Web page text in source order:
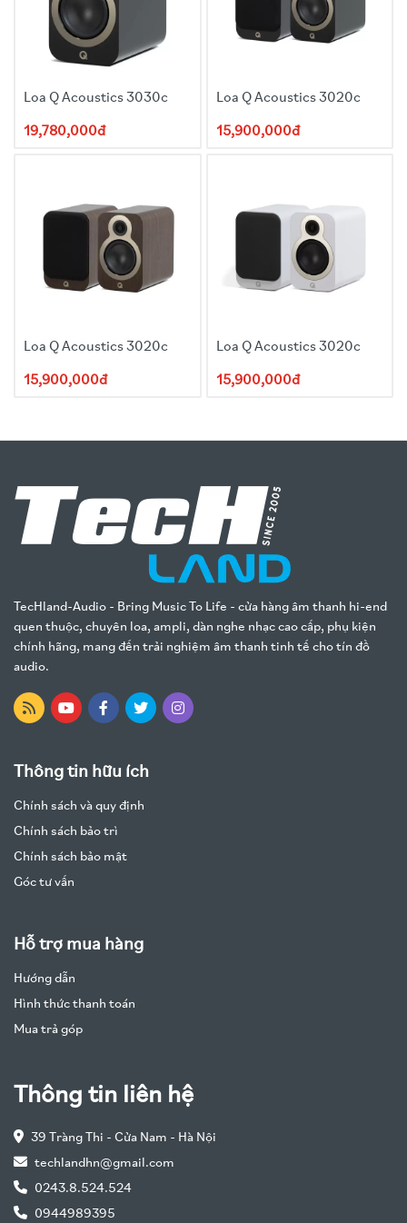
Loa Q Acoustics 3030c
19,780,000đ
Loa Q Acoustics 3020c
15,900,000đ
Loa Q Acoustics 3020c
15,900,000đ
Loa Q Acoustics 3020c
15,900,000đ
TecHland-Audio - Bring Music To Life - cửa hàng âm thanh hi-end
quen thuộc, chuyên loa, ampli, dàn nghe nhạc cao cấp, phụ kiện
chính hãng, mang đến trải nghiệm âm thanh tinh tế cho tín đồ
audio.
Thông tin hữu ích
Chính sách và quy định
Chính sách bảo trì
Chính sách bảo mật
Góc tư vấn
Hỗ trợ mua hàng
Hướng dẫn
Hình thức thanh toán
Mua trả góp
Thông tin liên hệ
39 Tràng Thi - Cửa Nam - Hà Nội
techlandhn@gmail.com
0243.8.524.524
0944989395